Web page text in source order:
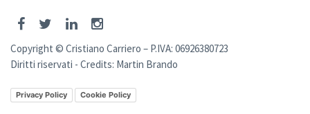
Copyright © Cristiano Carriero – P.IVA: 06926380723
Diritti riservati - Credits: Martin Brando
Privacy Policy Cookie Policy